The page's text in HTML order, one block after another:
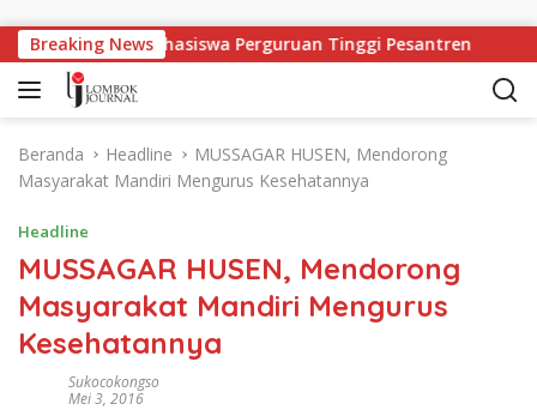
Breaking News
Bagi Mahasiswa Perguruan Tinggi Pesantren
Beranda Headline
MUSSAGAR HUSEN, Mendorong
Masyarakat Mandiri Mengurus Kesehatannya
Headline
MUSSAGAR HUSEN, Mendorong
Masyarakat Mandiri Mengurus
Kesehatannya
Sukocokongso
Mei 3, 2016